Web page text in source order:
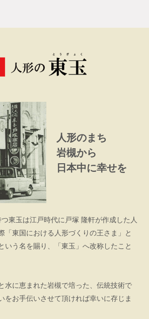
人形のまち
岩槻から
日本中に幸せを
東玉は江戸時代に戸塚 隆軒が作成した人
「東国における人形づくりの王さま」と
いう名を賜り、「東玉」へ改称したこと
水に恵まれた岩槻で培った、伝統技術で
をお手伝いさせて頂ければ幸いに存じま